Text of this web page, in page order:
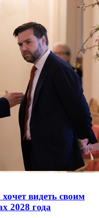
видеть своим
2028 года